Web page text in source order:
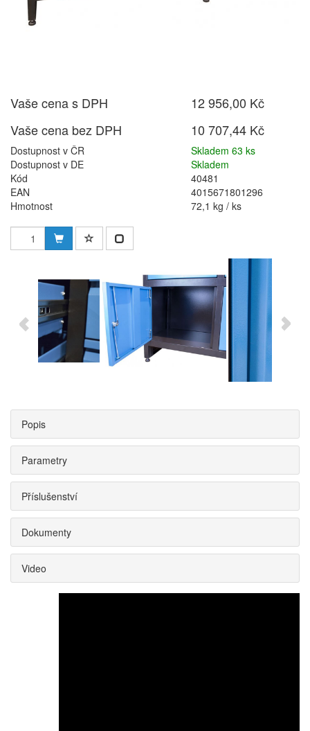
Vaše cena s DPH
12 956,00 Kč
Vaše cena bez DPH
10 707,44 Kč
Dostupnost v ČR
Skladem 63 ks
Dostupnost v DE
Skladem
Kód
40481
EAN
4015671801296
Hmotnost
72,1 kg / ks
Popis
Parametry
Příslušenství
Dokumenty
Video